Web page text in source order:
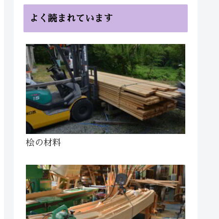
よく読まれています
桧の材料